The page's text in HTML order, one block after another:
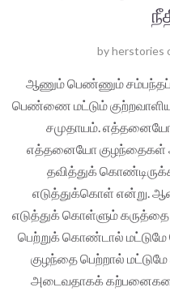
byherstories
ஆணும் பெண்ணும்
பெண்ணை மட்டும்
சமுதாயம்.
எத்தனையோ குழந்தைகள்
தவித்துக்
எடுத்துக்கொள் என்று.
எடுத்துக் கொள்ளும்
பெற்றுக் கொண்டால்
குழந்தை பெற்றால்
அடைவதாகக்